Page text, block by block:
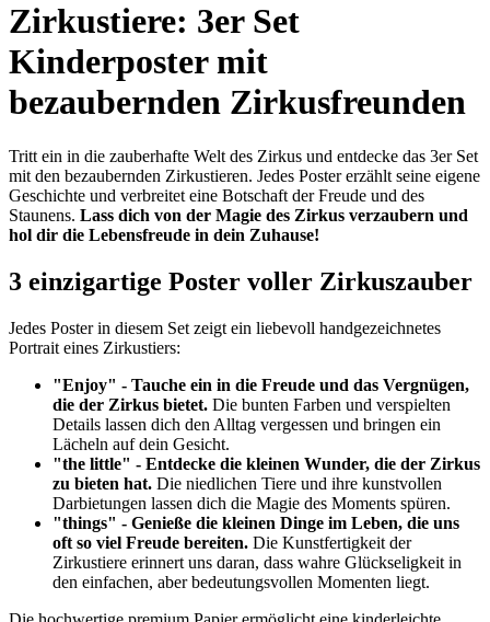
Zirkustiere: 3er Set
Kinderposter mit
bezaubernden Zirkusfreunden
Tritt ein in die zauberhafte Welt des Zirkus und entdecke das 3er Set
mit den bezaubernden Zirkustieren. Jedes Poster erzählt seine eigene
Geschichte und verbreitet eine Botschaft der Freude und des
Staunens. Lass dich von der Magie des Zirkus verzaubern und
hol dir die Lebensfreude in dein Zuhause!
3 einzigartige Poster voller Zirkuszauber
Jedes Poster in diesem Set zeigt ein liebevoll handgezeichnetes
Portrait eines Zirkustiers:
"Enjoy" - Tauche ein in die Freude und das Vergnügen,
die der Zirkus bietet. Die bunten Farben und verspielten
Details lassen dich den Alltag vergessen und bringen ein
Lächeln auf dein Gesicht.
"the little" - Entdecke die kleinen Wunder, die der Zirkus
zu bieten hat. Die niedlichen Tiere und ihre kunstvollen
Darbietungen lassen dich die Magie des Moments spüren.
"things" - Genieße die kleinen Dinge im Leben, die uns
oft so viel Freude bereiten. Die Kunstfertigkeit der
Zirkustiere erinnert uns daran, dass wahre Glückseligkeit in
den einfachen, aber bedeutungsvollen Momenten liegt.